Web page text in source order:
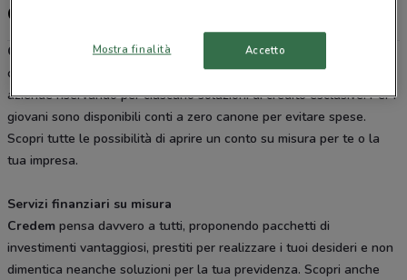
Credem, offerte e negozi
Credem
è l’istituto di credito nato a Reggio Emilia e che vanta oggi
centinaia di filiali in tutta Italia.
Credempensa ai privati e alle
aziende riservando per ciascuno soluzioni di credito esclusive. Per i
giovani sono disponibili conti a zero canone per evitare spese.
Scopri tutte le possibilità di aprire un conto su misura per te o la
tua impresa.
Servizi finanziari su misura
Credem pensa davvero a tutti, proponendo pacchetti di
investimenti vantaggiosi, prestiti per realizzare i tuoi desideri e non
dimentica neanche soluzioni per la tua previdenza. Scopri anche
Mostra finalità Accetto